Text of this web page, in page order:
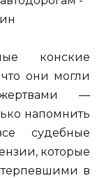
конские
они могли
жертвами —
напомнить
судебные
которые
в